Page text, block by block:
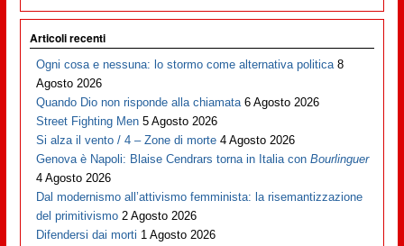
Articoli recenti
Ogni cosa e nessuna: lo stormo come alternativa politica 8
Agosto 2026
Quando Dio non risponde alla chiamata 6 Agosto 2026
Street Fighting Men 5 Agosto 2026
Si alza il vento / 4 – Zone di morte 4 Agosto 2026
Genova è Napoli: Blaise Cendrars torna in Italia conBourlinguer
4 Agosto 2026
Dal modernismo all’attivismo femminista: la risemantizzazione
del primitivismo 2 Agosto 2026
Difendersi dai morti 1 Agosto 2026